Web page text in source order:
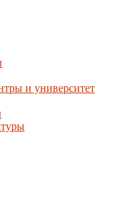
и университет